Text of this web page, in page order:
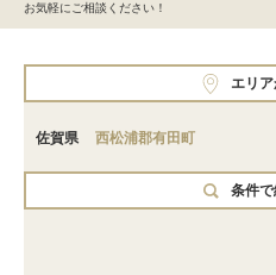
お気軽にご相談ください！
エリ
佐賀県 西松浦郡有田町
条件